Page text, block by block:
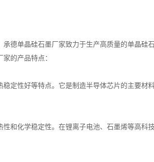
德单晶硅石墨厂家致力于生产高质量的单晶硅
的产品特点：
定性好等特点。它是制造半导体芯片的主要材
和化学稳定性。在锂离子电池、石墨烯等高科